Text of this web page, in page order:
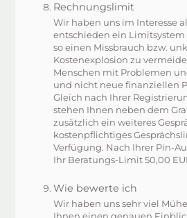
Rechnungslimit
Wir haben uns im Interesse
entschieden ein
so einen Missbrauch bzw.
Kostenexplosion zu
Menschen mit Problemen
und nicht neue finanziellen
Gleich nach Ihrer
stehen Ihnen neben dem
zusätzlich ein weiteres
kostenpflichtiges
Verfügung. Nach Ihrer Pin-
Ihr Beratungs-Limit 50,00
Wie bewerte ich
Wir haben uns sehr viel
Ihnen einen genauen